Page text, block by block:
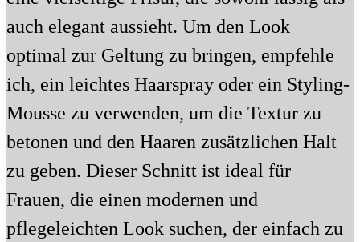
auch elegant aussieht. Um den Look
optimal zur Geltung zu bringen, empfehle
ich, ein leichtes Haarspray oder ein Styling-
Mousse zu verwenden, um die Textur zu
betonen und den Haaren zusätzlichen Halt
zu geben. Dieser Schnitt ist ideal für
Frauen, die einen modernen und
pflegeleichten Look suchen, der einfach zu